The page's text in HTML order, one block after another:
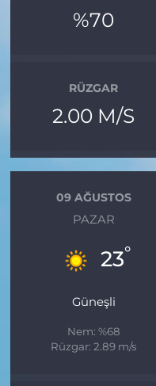
%70
RÜZGAR
2.00 M/S
09 AĞUSTOS
PAZAR
23°
Güneşli
Nem: %68
Rüzgar: 2.89 m/s